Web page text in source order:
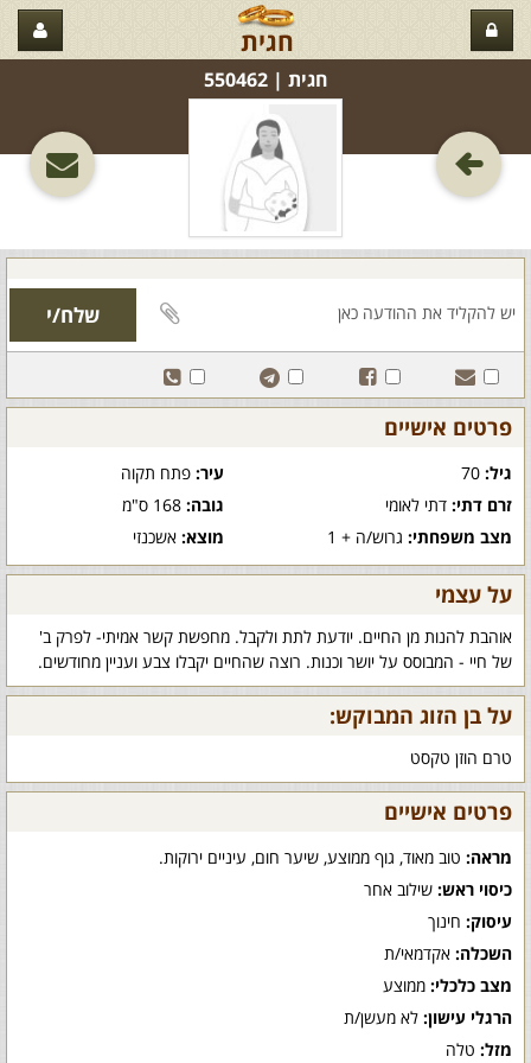
חגית
חגית‏ | 550462
פרטים אישיים
גיל: עיר:פתח תקוה
זרם דתי: דתי לאומי גובה:168 ס"מ
מצב משפחתי: גרוש/ה + 1 מוצא:אשכנזי
על עצמי
אוהבת להנות מן החיים. יודעת לתת ולקבל. מחפשת קשר אמיתי- לפרק ב'
של חיי - המבוסס על יושר וכנות. רוצה שהחיים יקבלו צבע ועניין מחודשים.
על בן הזוג המבוקש:
טרם הוזן טקסט
פרטים אישיים
מראה: טוב מאוד, גוף ממוצע, שיער חום, עיניים ירוקות.
כיסוי ראש: שילוב אחר
עיסוק: חינוך
השכלה: אקדמאי/ת
מצב כלכלי: ממוצע
הרגלי עישון: לא מעשן/ת
מזל: טלה